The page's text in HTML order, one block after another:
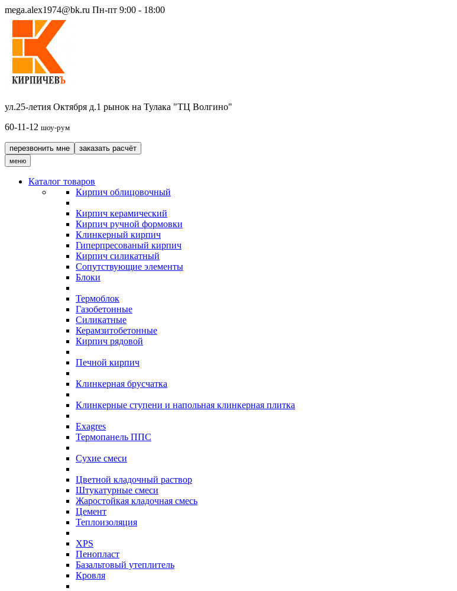
mega.alex1974@bk.ru Пн-пт 9:00 - 18:00
ул.25-летия Октября д.1 рынок на Тулака "ТЦ Волгино"
60-11-12 шоу-рум
перезвонить мне заказать расчёт
меню
Каталог товаров
Кирпич облицовочный
Кирпич керамический
Кирпич ручной формовки
Клинкерный кирпич
Гиперпресованый кирпич
Кирпич силикатный
Сопутствующие элементы
Блоки
Термоблок
Газобетонные
Силикатные
Керамзитобетонные
Кирпич рядовой
Печной кирпич
Клинкерная брусчатка
Клинкерные ступени и напольная клинкерная плитка
Exagres
Термопанель ППС
Сухие смеси
Цветной кладочный раствор
Штукатурные смеси
Жаростойкая кладочная смесь
Цемент
Теплоизоляция
XPS
Пенопласт
Базальтовый утеплитель
Кровля